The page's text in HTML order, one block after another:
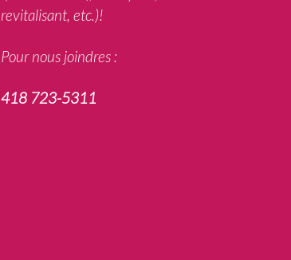
revitalisant, etc.)!
Pour nous joindres :
418 723-5311